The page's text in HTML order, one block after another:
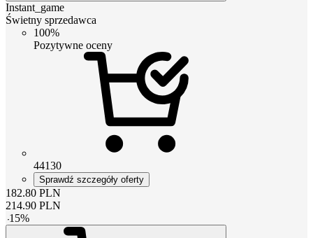
Instant_game
Świetny sprzedawca
100%
Pozytywne oceny
44130
Sprawdź szczegóły oferty
182.80 PLN
214.90 PLN
-15%